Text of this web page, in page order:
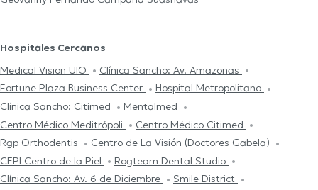
Hospitales Cercanos
Medical Vision UIO
Clínica Sancho: Av. Amazonas
Fortune Plaza Business Center
Hospital Metropolitano
Clínica Sancho: Citimed
Mentalmed
Centro Médico Meditrópoli
Centro Médico Citimed
Rgp Orthodentis
Centro de La Visión (Doctores Gabela)
CEPI Centro de la Piel
Rogteam Dental Studio
Clínica Sancho: Av. 6 de Diciembre
Smile District